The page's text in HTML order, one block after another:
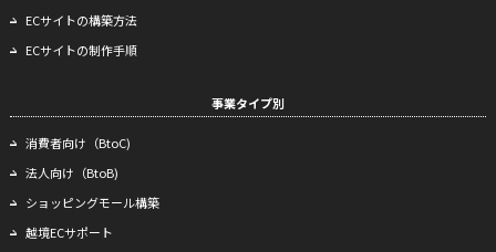
ECサイトの構築方法
ECサイトの制作手順
事業タイプ別
消費者向け（BtoC)
法人向け（BtoB)
ショッピングモール構築
越境ECサポート